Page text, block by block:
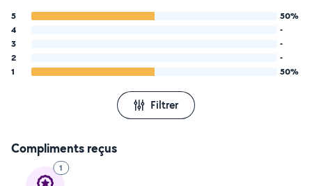
5
50%
4
-
3
-
2
-
1
50%
Filtrer
Compliments reçus
1